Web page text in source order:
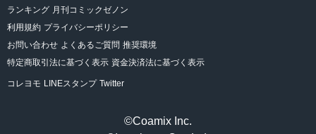
ランキング 月刊コミックゼノン
利用規約 プライバシーポリシー
お問い合わせ よくあるご質問 推奨環境
特定商取引法に基づく表示 資金決済法に基づく表示
コレヨモ LINEスタンプ Twitter
©Coamix Inc.